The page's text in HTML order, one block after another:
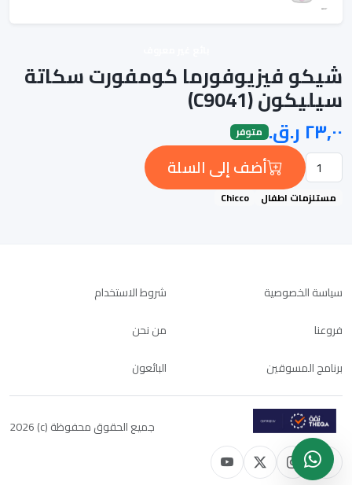
شيكو فيزيوفورما كومفورت سكاتة
سيليكون (C9041)
متوفر
أضف إلى السلة
مستلزمات اطفال Chicco
سياسة الخصوصية
شروط الاستخدام
فروعنا
من نحن
برنامج المسوقين
البائعون
جميع الحقوق محفوظة (c) 2026